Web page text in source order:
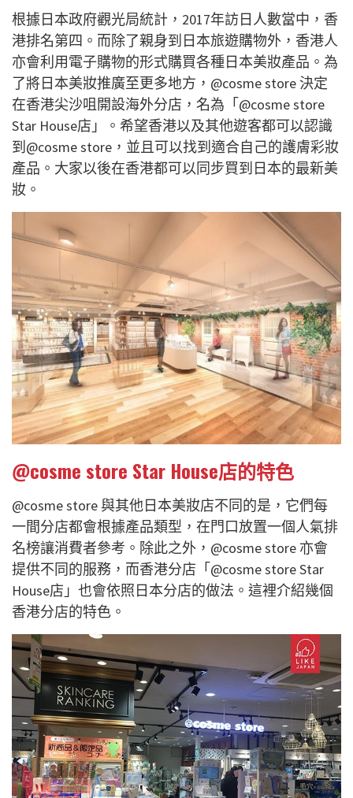
根據日本政府觀光局統計，2017年訪日人數當中，香
港排名第四。而除了親身到日本旅遊購物外，香港人
亦會利用電子購物的形式購買各種日本美妝產品。為
了將日本美妝推廣至更多地方，@cosme store 決定
在香港尖沙咀開設海外分店，名為「@cosme store
Star House店」。希望香港以及其他遊客都可以認識
到@cosme store，並且可以找到適合自己的護膚彩妝
產品。大家以後在香港都可以同步買到日本的最新美
妝。
@cosme store Star House店的特色
@cosme store 與其他日本美妝店不同的是，它們每
一間分店都會根據產品類型，在門口放置一個人氣排
名榜讓消費者參考。除此之外，@cosme store 亦會
提供不同的服務，而香港分店「@cosme store Star
House店」也會依照日本分店的做法。這裡介紹幾個
香港分店的特色。